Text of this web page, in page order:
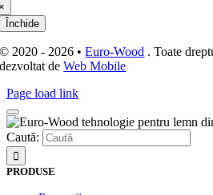
Închide
© 2020 - 2026 •Euro-Wood . Toate
dezvoltat deWeb Mobile
Page load link
Caută:
PRODUSE